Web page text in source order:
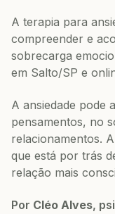
A terapia para
compreender e
sobrecarga
em Salto/SP e
A ansiedade pode
pensamentos, no
relacionamentos.
que está por trás
relação mais
Por Cléo Alves,